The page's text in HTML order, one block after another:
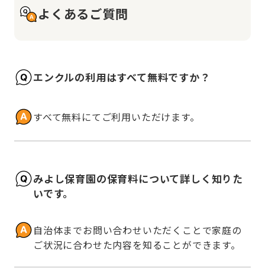
よくあるご質問
エンクルの利用はすべて無料ですか？
すべて無料にてご利用いただけます。
みよし保育園の保育料について詳しく知りた
いです。
自治体までお問い合わせいただくことで家庭の
ご状況に合わせた内容を知ることができます。